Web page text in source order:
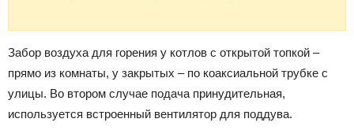
Забор воздуха для горения у котлов с открытой топкой –
прямо из комнаты, у закрытых – по коаксиальной трубке с
улицы. Во втором случае подача принудительная,
используется встроенный вентилятор для поддува.